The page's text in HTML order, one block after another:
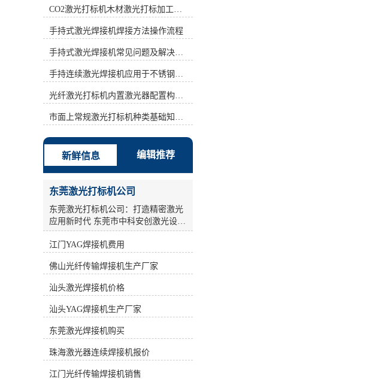
下： a)：打标频率(frequency)设为低
频，激光打码机按照标识形式的不同,
激光打码设备可以分为刻划式和点阵
式两种。目前市场中出现的激光打标
设备大多是刻划式的,而新型的激光打
驻留技术。激光打标机用激光束在各
种不同的物质表面打上*的标记。激
光打标机按照激光器不同可分为CO2
激光打标机、半导体激光打标机、
YAG激光打标机、光纤激光打标机。
计算机控制系统是整个激光打标机控
制和指挥的中心，同时也是软件安装
的载体。 b: **时间为1.5us. c: 填充方
式方法：弓形填充 间距：0.01-
0.05mm之间。 d: 扫描速度:依情况
(Condition)而设，如果镭雕的边框效
果总是有毛边现象，可把速度值设小
点。建议：200-1500之间。 其次：采
用单线填充，但是设定两遍参数。打
标机标刻的是一个无法擦掉的*性标
间气化而成，*借助任何辅助工具即
此，在同样能量的情况下，新型激光
打标机打印速度较快。**时间为1.5。
*1遍：功率(指物体在单位时间内所做
的功的多少)稍高点频率(frequency)稍
高点(例如30000-70000) 速度慢点(例
如 700-1000)，此时产品(Product)表面
再设定*2遍参数。*2遍：功率(指物体
CO2激光打标机木材激光打标加工环保性意识
手持式激光焊接机焊接方法操作流程
手持式激光焊接机常见问题及解决方法！
手持连续激光焊接机应用于不锈钢厨具行业
光纤激光打标机内置激光器配置构造讲解
市面上常规激光打标机种类基础知识介绍
新鲜信息 编辑推荐
东莞激光打标机公司
东莞激光打标机公司：打造精密激光
应用新时代 东莞市中科安创激光设备
有限公司，作为一家**从事工业激光
产品的研发、生产和销售的**企业，
完善的激光应用解决方案及配套设
备。公司汇聚了一大批多年从事激光
加工设备科研和产业化的激光技术和
科研人员，凭借光电子产业的良好氛
围，积极进取，锐意开拓，通过不断
**，为国内外广大客户的制造装备和
工艺**水平提供贡献。 激光打标机作
为激光加工设备中的重要一环，在工
标机采用高能激光束照射在物质表
江门YAG焊接机费用
佛山光纤传输焊接机生产厂家
汕头激光焊接机价格
汕头YAG焊接机生产厂家
东莞激光焊接机购买
珠海激光器连续焊接机报价
江门光纤传输焊接机销售